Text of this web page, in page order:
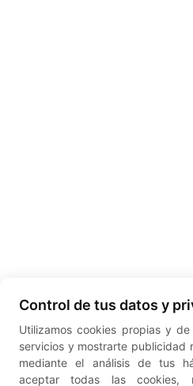
Control de tus datos y
Utilizamos cookies propias y
servicios y mostrarte publicidad
mediante el análisis de tus
aceptar todas las cookies,